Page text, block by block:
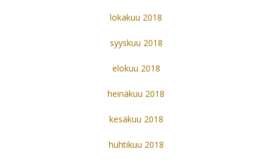
lokakuu 2018
syyskuu 2018
elokuu 2018
heinäkuu 2018
kesäkuu 2018
huhtikuu 2018